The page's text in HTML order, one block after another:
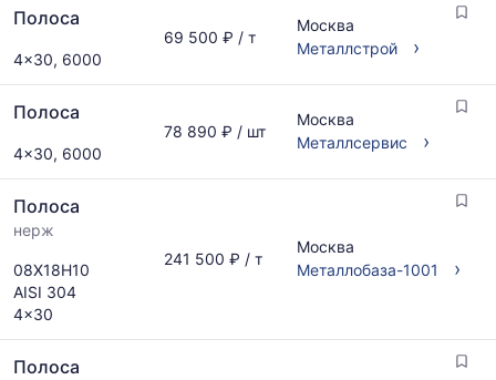
Полоса
4x30, 6000
69 500 ₽ / т
Москва
Металлстрой
›
Полоса
4x30, 6000
78 890 ₽ / шт
Москва
Металлсервис
›
Полоса
нерж
08Х18Н10
AISI 304
4x30
241 500 ₽ / т
Москва
Металлобаза-1001
›
Полоса